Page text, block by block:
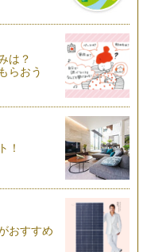
は？
らおう
！
おすすめ